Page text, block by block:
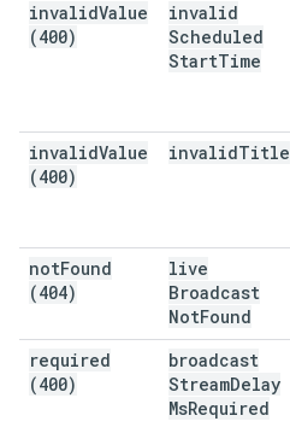
invalidValue
(400)
invalid
Scheduled
StartTime
invalidValue
(400)
invalidTitle
notFound
(404)
live
Broadcast
NotFound
required
(400)
broadcast
StreamDelay
MsRequired